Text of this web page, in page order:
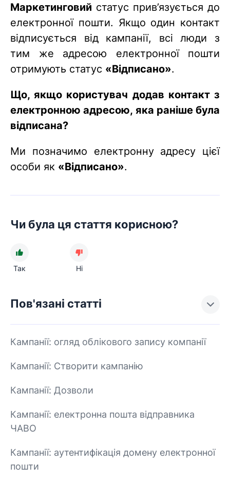
Маркетинговий статус прив’язується до
електронної пошти. Якщо один контакт
відписується від кампанії, всі люди з
тим же адресою електронної пошти
отримують статус «Відписано».
Що, якщо користувач додав контакт з
електронною адресою, яка раніше була
відписана?
Ми позначимо електронну адресу цієї
особи як «Відписано».
Чи була ця стаття корисною?
Так Ні
Пов'язані статті
Кампанії: огляд облікового запису компанії
Кампанії: Створити кампанію
Кампанії: Дозволи
Кампанії: електронна пошта відправника
ЧАВО
Кампанії: аутентифікація домену електронної
пошти